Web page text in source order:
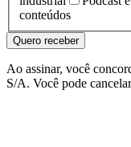
conteúdos
Quero receber
Ao assinar, você
S/A. Você pode